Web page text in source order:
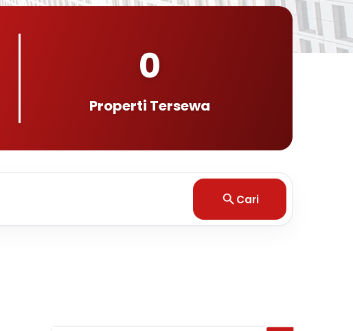
0
Properti Tersewa
Cari